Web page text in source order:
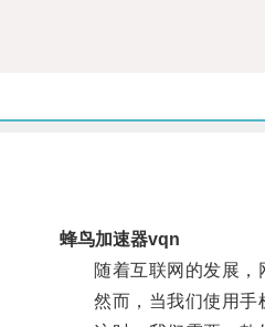
蜂鸟加速器vqn
随着互联网的发展，网
然而，当我们使用手机